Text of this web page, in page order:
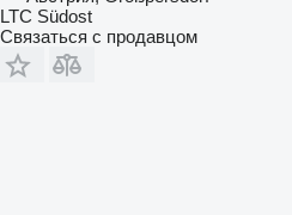
LTC Südost
Связаться с продавцом